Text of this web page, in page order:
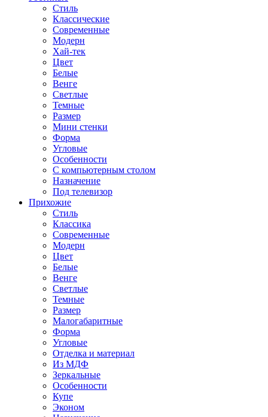
Стиль
Классические
Современные
Модерн
Хай-тек
Цвет
Белые
Венге
Светлые
Темные
Размер
Мини стенки
Форма
Угловые
Особенности
С компьютерным столом
Назначение
Под телевизор
Прихожие
Стиль
Классика
Современные
Модерн
Цвет
Белые
Венге
Светлые
Темные
Размер
Малогабаритные
Форма
Угловые
Отделка и материал
Из МДФ
Зеркальные
Особенности
Купе
Эконом